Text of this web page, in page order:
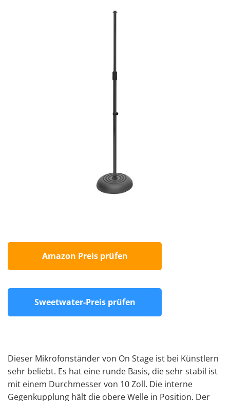
Amazon Preis prüfen
Sweetwater-Preis prüfen
Dieser Mikrofonständer von On Stage ist bei Künstlern
sehr beliebt. Es hat eine runde Basis, die sehr stabil ist
mit einem Durchmesser von 10 Zoll. Die interne
Gegenkupplung hält die obere Welle in Position. Der